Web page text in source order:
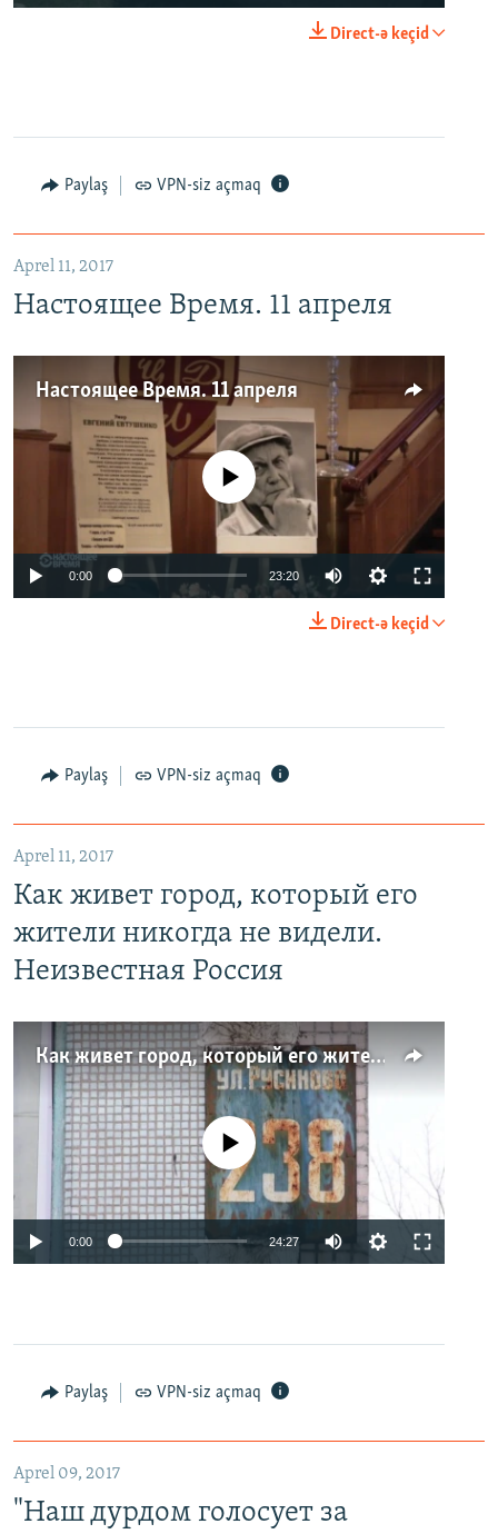
Direct-ə keçid
Paylaş VPN-siz açmaq
Aprel 11, 2017
Настоящее Время. 11 апреля
Настоящее Время. 11 апреля
No media source currently available
0:00 23:20
Direct-ə keçid
Paylaş VPN-siz açmaq
Aprel 11, 2017
Как живет город, который его
жители никогда не видели.
Неизвестная Россия
Как живет город, который его жители никогда не видели. Неизвестная Россия
No media source currently available
0:00 24:27
Paylaş VPN-siz açmaq
Aprel 09, 2017
"Наш дурдом голосует за